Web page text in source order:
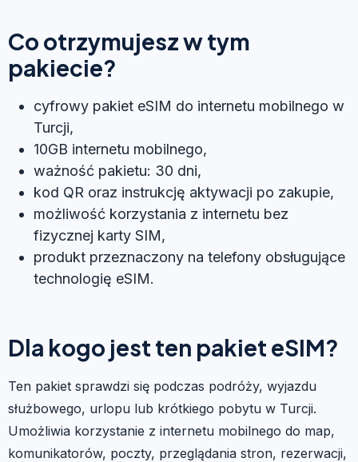
Co otrzymujesz w tym
pakiecie?
cyfrowy pakiet eSIM do internetu mobilnego w
Turcji,
10GB internetu mobilnego,
ważność pakietu: 30 dni,
kod QR oraz instrukcję aktywacji po zakupie,
możliwość korzystania z internetu bez
fizycznej karty SIM,
produkt przeznaczony na telefony obsługujące
technologię eSIM.
Dla kogo jest ten pakiet eSIM?
Ten pakiet sprawdzi się podczas podróży, wyjazdu
służbowego, urlopu lub krótkiego pobytu w Turcji.
Umożliwia korzystanie z internetu mobilnego do map,
komunikatorów, poczty, przeglądania stron, rezerwacji,